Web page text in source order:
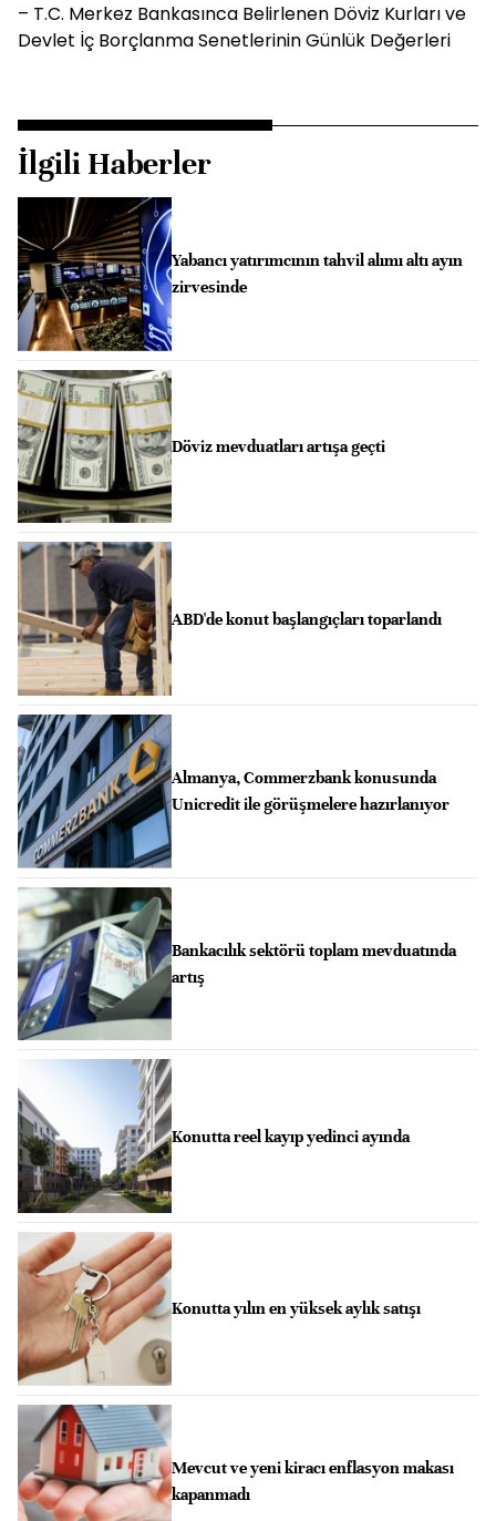
– T.C. Merkez Bankasınca Belirlenen Döviz Kurları ve
Devlet İç Borçlanma Senetlerinin Günlük Değerleri
İlgili Haberler
Yabancı yatırımcının tahvil alımı altı ayın
zirvesinde
Döviz mevduatları artışa geçti
ABD'de konut başlangıçları toparlandı
Almanya, Commerzbank konusunda
Unicredit ile görüşmelere hazırlanıyor
Bankacılık sektörü toplam mevduatında
artış
Konutta reel kayıp yedinci ayında
Konutta yılın en yüksek aylık satışı
Mevcut ve yeni kiracı enflasyon makası
kapanmadı